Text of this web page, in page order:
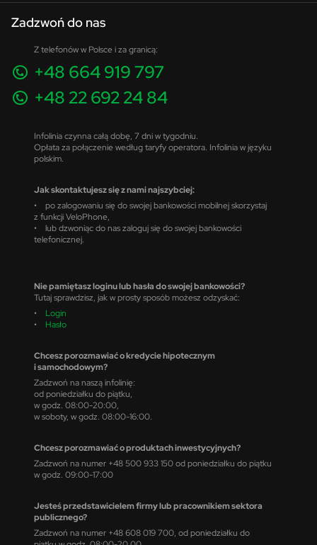
Zadzwoń do nas
Z telefonów w Polsce i za granicą:
+48 664 919 797
+48 22 692 24 84
Infolinia czynna całą dobę, 7 dni w tygodniu.
Opłata za połączenie według taryfy operatora. Infolinia w języku
polskim.
Jak skontaktujesz się z nami najszybciej:
• po zalogowaniu się do swojej bankowości mobilnej skorzystaj
z funkcji VeloPhone,
• lub dzwoniąc do nas zaloguj się do swojej bankowości
telefonicznej.
Nie pamiętasz loginu lub hasła do swojej bankowości?
Tutaj sprawdzisz, jak w prosty sposób możesz odzyskać:
• Login
• Hasło
Chcesz porozmawiać o kredycie hipotecznym
i samochodowym?
Zadzwoń na naszą infolinię:
od poniedziałku do piątku,
w godz. 08:00-20:00,
w soboty, w godz. 08:00-16:00.
Chcesz porozmawiać o produktach inwestycyjnych?
Zadzwoń na numer +48 500 933 150 od poniedziałku do piątku
w godz. 09:00-17:00
Jesteś przedstawicielem firmy lub pracownikiem sektora
publicznego?
Zadzwoń na numer +48 608 019 700, od poniedziałku do